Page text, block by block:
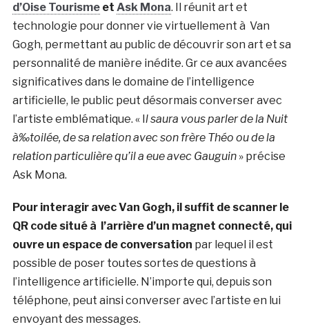
d’Oise Tourismeet Ask Mona. Il réunit art et
technologie pour donner vie virtuellement à Van
Gogh, permettant au public de découvrir son art et sa
personnalité de manière inédite. Gr ce aux avancées
significatives dans le domaine de l’intelligence
artificielle, le public peut désormais converser avec
l’artiste emblématique. « I l saura vous parler de la Nuit
à‰toilée, de sa relation avec son frère Théo ou de la
relation particulière qu’il a eue avec Gauguin» précise
Ask Mona.
Pour interagir avec Van Gogh, il suffit de scanner le
QR code situé à l’arrière d’un magnet connecté, qui
ouvre un espace de conversation par lequel il est
possible de poser toutes sortes de questions à
l’intelligence artificielle. N’importe qui, depuis son
téléphone, peut ainsi converser avec l’artiste en lui
envoyant des messages.